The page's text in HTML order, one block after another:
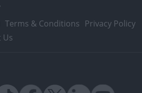
Terms & Conditions Privacy Policy
Us